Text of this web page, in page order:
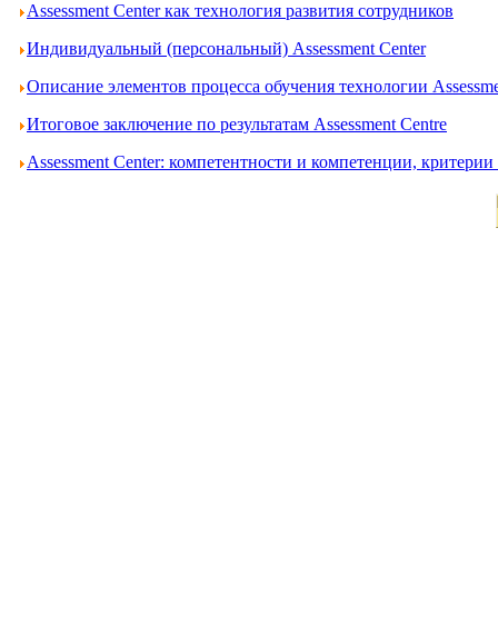
Assessment Center как технология развития сотрудников
Индивидуальный (персональный) Assessment Center
Описание элементов процесса обучения технологии
Итоговое заключение по результатам Assessment Centre
Assessment Center: компетентности и компетенции,